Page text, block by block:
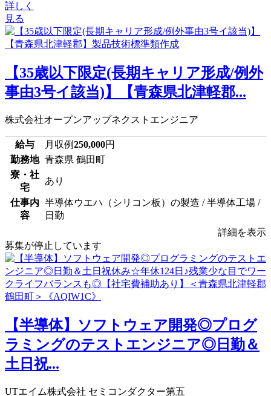
詳しく
見る
【35歳以下限定(長期キャリア形成/例外
事由3号イ該当)】【青森県北津軽郡...
株式会社オープンアップネクストエンジニア
給与 月収例250,000円
勤務地 青森県 鶴田町
寮・社
宅
あり
仕事内
容
半導体ウエハ（シリコン板）の製造 / 半導体工場 /
日勤
詳細を表示
募集が停止しています
【半導体】ソフトウェア開発◎プログ
ラミングのテストエンジニア◎日勤＆
土日祝...
UTエイム株式会社 セミコンダクター第五